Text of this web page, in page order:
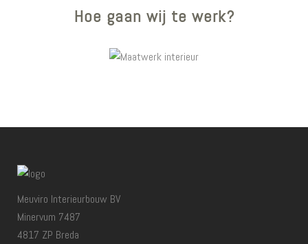
Hoe gaan wij te werk?
Meuviro Interieurbouw BV
Minervum 7487
4817 ZP Breda